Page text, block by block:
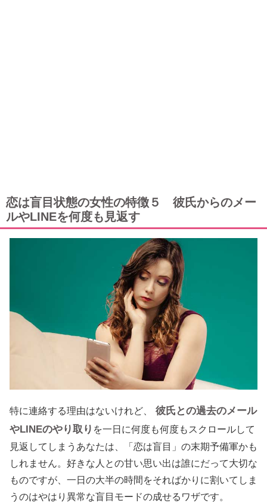
恋は盲目状態の女性の特徴５ 彼氏からのメー
ルやLINEを何度も見返す
特に連絡する理由はないけれど、
彼氏との過去のメール
やLINEのやり取り を一日に何度も何度もスクロールして
見返してしまうあなたは、「恋は盲目」の末期予備軍かも
しれません。好きな人との甘い思い出は誰にだって大切な
ものですが、一日の大半の時間をそればかりに割いてしま
うのはやはり異常な盲目モードの成せるワザです。